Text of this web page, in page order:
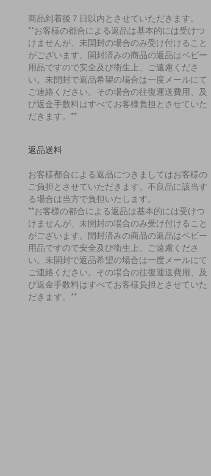
商品到着後７日以内とさせていただきます。
**お客様の都合による返品は基本的には受けつ
けませんが、未開封の場合のみ受け付けること
がございます。開封済みの商品の返品はベビー
用品ですので安全及び衛生上、ご遠慮くださ
い。未開封で返品希望の場合は一度メールにて
ご連絡ください。その場合の往復運送費用、及
び返金手数料はすべてお客様負担とさせていた
だきます。**
返品送料
お客様都合による返品につきましてはお客様の
ご負担とさせていただきます。不良品に該当す
る場合は当方で負担いたします。
**お客様の都合による返品は基本的には受けつ
けませんが、未開封の場合のみ受け付けること
がございます。開封済みの商品の返品はベビー
用品ですので安全及び衛生上、ご遠慮くださ
い。未開封で返品希望の場合は一度メールにて
ご連絡ください。その場合の往復運送費用、及
び返金手数料はすべてお客様負担とさせていた
だきます。**